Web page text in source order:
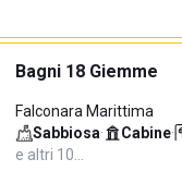
Bagni 18 Giemme
Falconara Marittima
Sabbiosa· Cabine·
e altri 10…